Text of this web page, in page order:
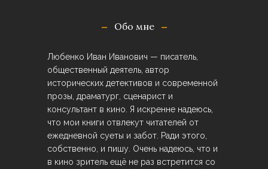
Обо мне
Любенко Иван Иванович — писатель,
общественный деятель, автор
исторических детективов и современной
прозы, драматург, сценарист и
консультант в кино. Я искренне надеюсь,
что мои книги отвлекут читателей от
ежедневной суеты и забот. Ради этого,
собственно, и пишу. Очень надеюсь, что и
в кино зритель ещё не раз встретится со